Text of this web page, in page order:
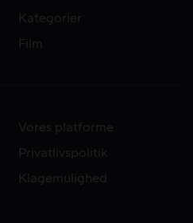
Kategorier
Film
Vores platforme
Privatlivspolitik
Klagemulighed